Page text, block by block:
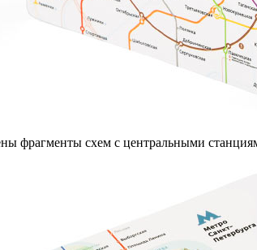
фрагменты схем с центральными